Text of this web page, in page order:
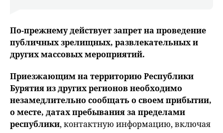
По-прежнему действует запрет на проведение
публичных зрелищных, развлекательных и
других массовых мероприятий.
Приезжающим на территорию Республики
Бурятия из других регионов необходимо
незамедлительно сообщать о своем прибытии,
о месте, датах пребывания за пределами
республики, контактную информацию, включая